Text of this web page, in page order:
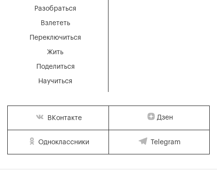
Разобраться
Взлететь
Переключиться
Жить
Поделиться
Научиться
ВКонтакте Дзен
Одноклассники Telegram